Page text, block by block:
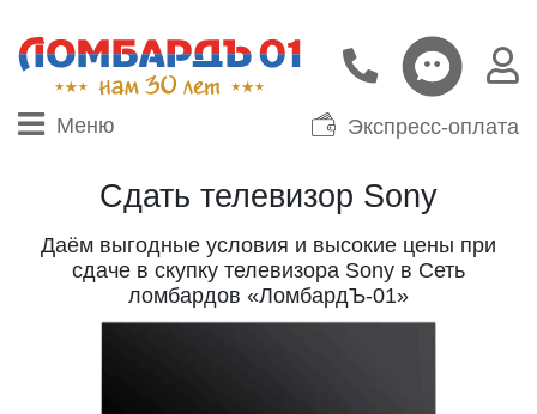
Меню Экспресс-оплата
Сдать телевизор Sony
Даём выгодные условия и высокие цены при
сдаче в скупку телевизора Sony в Сеть
ломбардов «ЛомбардЪ-01»